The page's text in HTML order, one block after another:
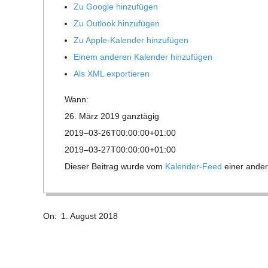
G
O
D
S
Zu Google hinzufügen
Zu Out­look hinzufügen
Zu Apple-Kalen­der hinzufügen
Einem ande­ren Kalen­der hinzufügen
Als XML exportieren
Wann:
26. März 2019 ganz­tä­gig
2019–03-26T00:00:00+01:00
2019–03-27T00:00:00+01:00
Die­ser Bei­trag wurde vom Kalen­der-Feed einer
08-
On: 1. August 2018